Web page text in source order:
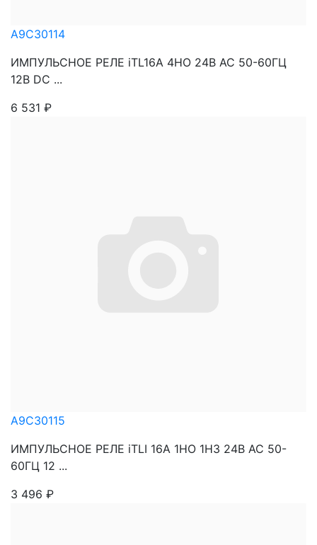
A9C30114
ИМПУЛЬСНОЕ РЕЛЕ iTL16A 4НО 24В АС 50-60ГЦ
12В DC ...
6 531 ₽
A9C30115
ИМПУЛЬСНОЕ РЕЛЕ iTLI 16A 1НО 1НЗ 24В АС 50-
60ГЦ 12 ...
3 496 ₽